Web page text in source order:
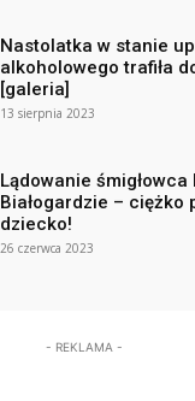
Nastolatka w stanie
alkoholowego trafiła
[galeria]
13 sierpnia 2023
Lądowanie śmigłowca
Białogardzie – ciężko
dziecko!
26 czerwca 2023
- REKLAMA -